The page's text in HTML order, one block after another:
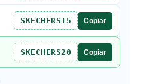
SKECHERS15 Copiar
SKECHERS20 Copiar